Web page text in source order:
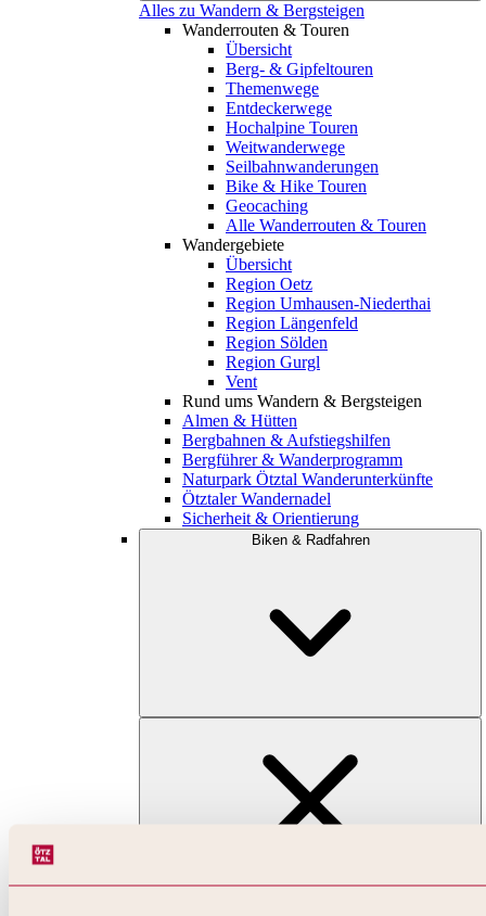
Alles zu Wandern & Bergsteigen
Wanderrouten & Touren
Übersicht
Berg- & Gipfeltouren
Themenwege
Entdeckerwege
Hochalpine Touren
Weitwanderwege
Seilbahnwanderungen
Bike & Hike Touren
Geocaching
Alle Wanderrouten & Touren
Wandergebiete
Übersicht
Region Oetz
Region Umhausen-Niederthai
Region Längenfeld
Region Sölden
Region Gurgl
Vent
Rund ums Wandern & Bergsteigen
Almen & Hütten
Bergbahnen & Aufstiegshilfen
Bergführer & Wanderprogramm
Naturpark Ötztal Wanderunterkünfte
Ötztaler Wandernadel
Sicherheit & Orientierung
Biken & Radfahren